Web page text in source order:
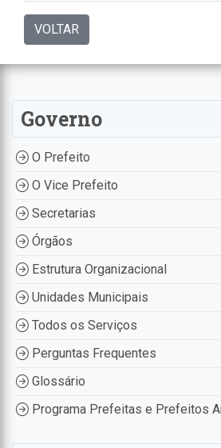
VOLTAR
Governo
O Prefeito
O Vice Prefeito
Secretarias
Órgãos
Estrutura Organizacional
Unidades Municipais
Todos os Serviços
Perguntas Frequentes
Glossário
Programa Prefeitas e Prefeitos